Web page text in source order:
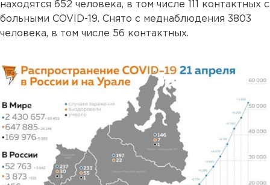
находятся 652 человека, в том числе 111 контактных с
больными COVID-19. Снято с меднаблюдения 3803
человека, в том числе 56 контактных.